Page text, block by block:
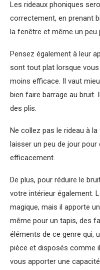
Les rideaux phoniques
correctement, en prenant
la fenêtre et même un peu
Pensez également à leur
sont tout plat lorsque
moins efficace. Il vaut
bien faire barrage au
des plis.
Ne collez pas le rideau à
laisser un peu de jour
efficacement.
De plus, pour réduire le
votre intérieur également.
magique, mais il apporte
même pour un tapis, des
éléments de ce genre qui,
pièce et disposés comme
vous apporter une